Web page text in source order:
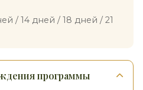
/ 14 дней / 18 дней / 21
программы